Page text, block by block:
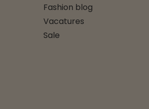
Fashion blog
Vacatures
Sale